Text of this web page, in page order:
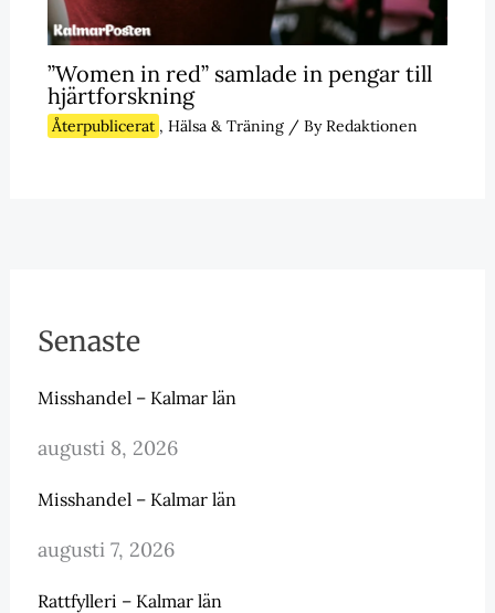
”Women in red” samlade in pengar till
hjärtforskning
Återpublicerat , Hälsa & Träning/ ByRedaktionen
Senaste
Misshandel – Kalmar län
augusti 8, 2026
Misshandel – Kalmar län
augusti 7, 2026
Rattfylleri – Kalmar län